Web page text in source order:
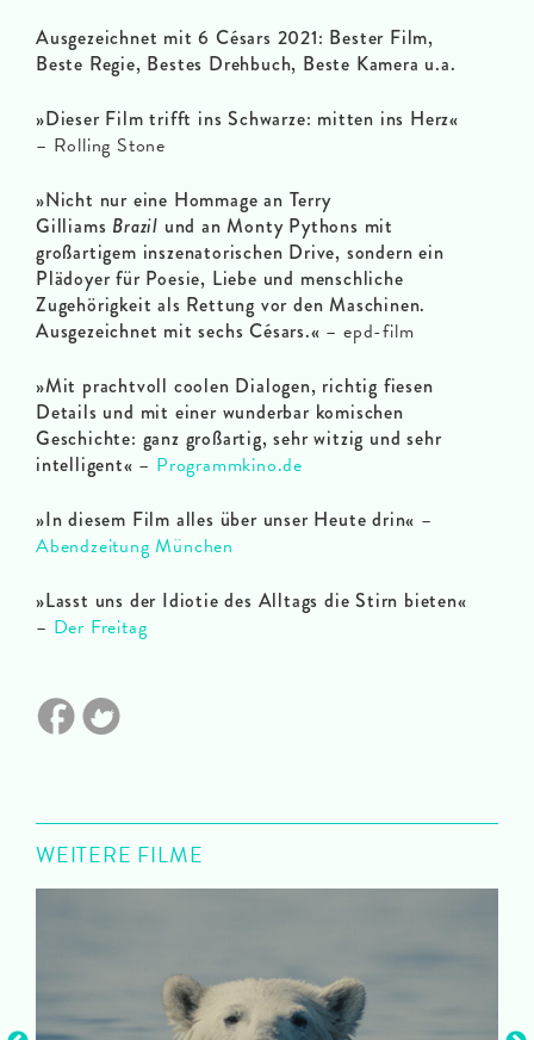
Ausgezeichnet mit 6 Césars 2021: Bester Film,
Beste Regie, Bestes Drehbuch, Beste Kamera u.a.
»Dieser Film trifft ins Schwarze: mitten ins Herz«
– Rolling Stone
»Nicht nur eine Hommage an Terry
Gilliams Brazil und an Monty Pythons mit
großartigem inszenatorischen Drive, sondern ein
Plädoyer für Poesie, Liebe und menschliche
Zugehörigkeit als Rettung vor den Maschinen.
Ausgezeichnet mit sechs Césars.« – epd-film
»Mit prachtvoll coolen Dialogen, richtig fiesen
Details und mit einer wunderbar komischen
Geschichte: ganz großartig, sehr witzig und sehr
intelligent« – Programmkino.de
»In diesem Film alles über unser Heute drin« –
Abendzeitung München
»Lasst uns der Idiotie des Alltags die Stirn bieten«
– Der Freitag
WEITERE FILME